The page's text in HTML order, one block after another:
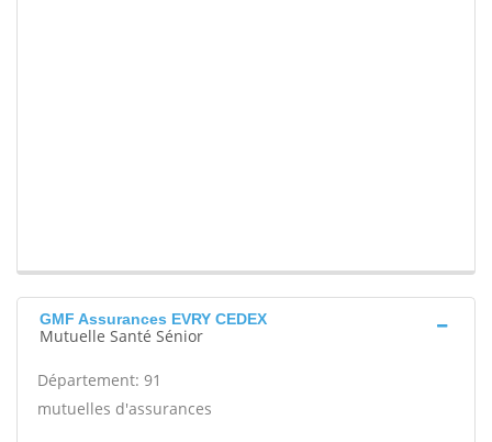
GMF Assurances EVRY CEDEX
Mutuelle Santé Sénior
Département: 91
mutuelles d'assurances